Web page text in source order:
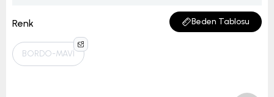
Renk Beden Tablosu
BORDO-MAVİ